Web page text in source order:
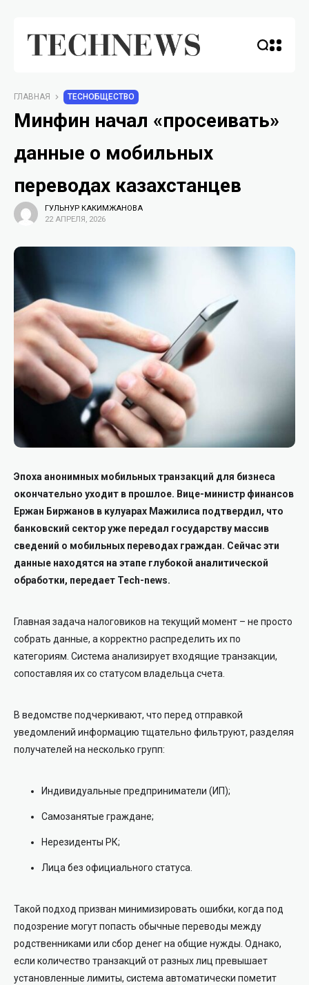
ГЛАВНАЯ TECHОБЩЕСТВО
Минфин начал «просеивать»
данные о мобильных
переводах казахстанцев
ГУЛЬНУР КАКИМЖАНОВА
22 АПРЕЛЯ, 2026
Эпоха анонимных мобильных транзакций для бизнеса
окончательно уходит в прошлое. Вице-министр финансов
Ержан Биржанов в кулуарах Мажилиса подтвердил, что
банковский сектор уже передал государству массив
сведений о мобильных переводах граждан. Сейчас эти
данные находятся на этапе глубокой аналитической
обработки, передает Tech-news.
Главная задача налоговиков на текущий момент – не просто
собрать данные, а корректно распределить их по
категориям. Система анализирует входящие транзакции,
сопоставляя их со статусом владельца счета.
В ведомстве подчеркивают, что перед отправкой
уведомлений информацию тщательно фильтруют, разделяя
получателей на несколько групп:
Индивидуальные предприниматели (ИП);
Самозанятые граждане;
Нерезиденты РК;
Лица без официального статуса.
Такой подход призван минимизировать ошибки, когда под
подозрение могут попасть обычные переводы между
родственниками или сбор денег на общие нужды. Однако,
если количество транзакций от разных лиц превышает
установленные лимиты, система автоматически пометит